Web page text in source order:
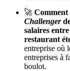
🚀 Comment
Challenger
salaires
restaurant
entreprise où
entreprises à
boulot.